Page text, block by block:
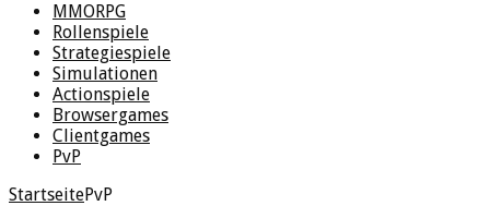
MMORPG
Rollenspiele
Strategiespiele
Simulationen
Actionspiele
Browsergames
Clientgames
PvP
StartseitePvP